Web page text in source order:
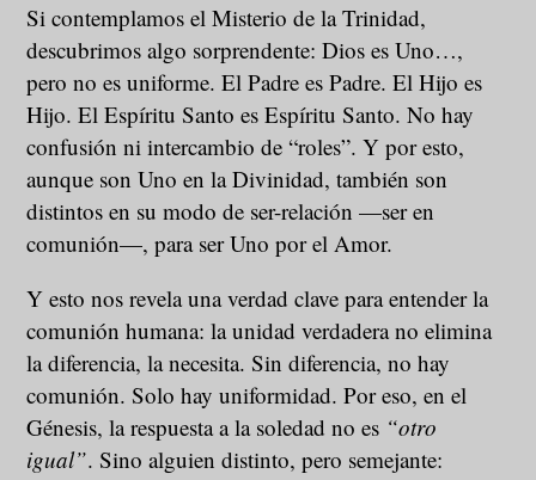
Si contemplamos el Misterio de la Trinidad,
descubrimos algo sorprendente: Dios es Uno…,
pero no es uniforme. El Padre es Padre. El Hijo es
Hijo. El Espíritu Santo es Espíritu Santo. No hay
confusión ni intercambio de “roles”. Y por esto,
aunque son Uno en la Divinidad, también son
distintos en su modo de ser-relación —ser en
comunión—, para ser Uno por el Amor.
Y esto nos revela una verdad clave para entender la
comunión humana: la unidad verdadera no elimina
la diferencia, la necesita. Sin diferencia, no hay
comunión. Solo hay uniformidad. Por eso, en el
Génesis, la respuesta a la soledad no es “otro
igual”. Sino alguien distinto, pero semejante: